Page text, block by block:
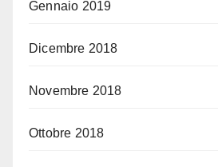
Gennaio 2019
Dicembre 2018
Novembre 2018
Ottobre 2018